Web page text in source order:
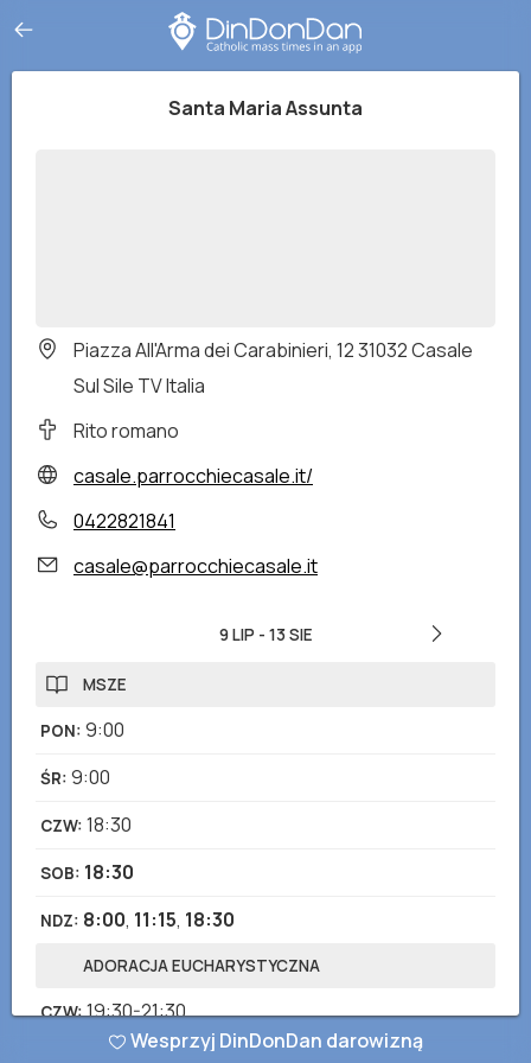
Santa Maria Assunta
Piazza All'Arma dei Carabinieri, 12 31032 Casale
Sul Sile TV Italia
Rito romano
casale.parrocchiecasale.it/
0422821841
casale@parrocchiecasale.it
9 LIP - 13 SIE
MSZE
PON: 9:00
ŚR: 9:00
CZW: 18:30
SOB: 18:30
NDZ: 8:00, 11:15, 18:30
ADORACJA EUCHARYSTYCZNA
CZW:19:30-21:30
Wesprzyj DinDonDan darowizną